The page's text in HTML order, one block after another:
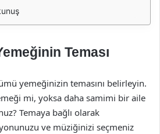
Teması
yemeğinizin temasını belirleyin.
mi, yoksa daha samimi bir aile
Temaya bağlı olarak
ve müziğinizi seçmeniz